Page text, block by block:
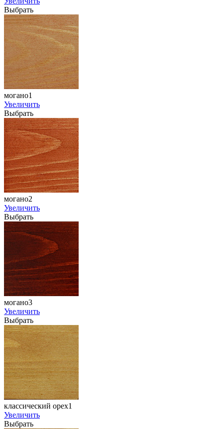
Выбрать
могано1
Увеличить
Выбрать
могано2
Увеличить
Выбрать
могано3
Увеличить
Выбрать
классический орех1
Увеличить
Выбрать